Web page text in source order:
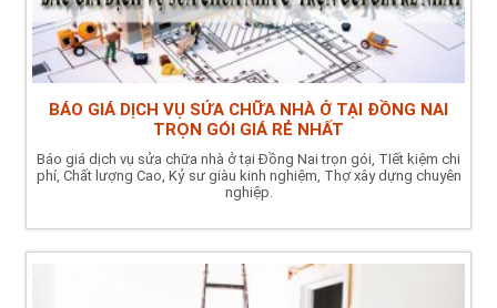
BÁO GIÁ DỊCH VỤ SỬA CHỮA NHÀ Ở TẠI ĐỒNG NAI
TRỌN GÓI GIÁ RẺ NHẤT
Báo giá dịch vụ sửa chữa nhà ở tại Đồng Nai trọn gói, TIết kiệm chi
phí, Chất lượng Cao, Kỷ sư giàu kinh nghiệm, Thợ xây dựng chuyên
nghiệp.